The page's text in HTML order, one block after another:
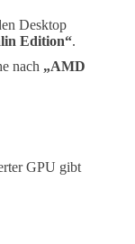
Desktop
Edition“.
nach „AMD
GPU gibt